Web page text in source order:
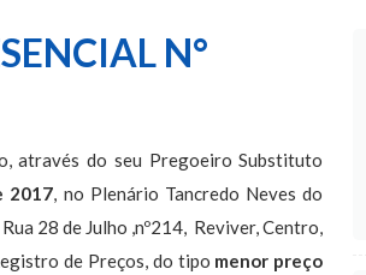
N°
através do seu Pregoeiro Substituto
2017, no Plenário Tancredo Neves do
28 de Julho ,nº214, Reviver, Centro,
de Preços, do tipo menor preço